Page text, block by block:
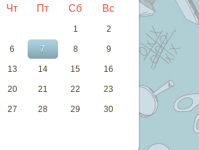
Чт Пт Сб Вс
1 2
6 7 8 9
13 14 15 16
20 21 22 23
27 28 29 30